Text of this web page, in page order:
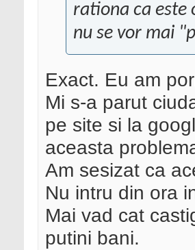
rationa ca este
nu se vor mai
Exact. Eu am
Mi s-a parut
pe site si la
aceasta
Am sesizat ca
Nu intru din ora
Mai vad cat
putini bani.